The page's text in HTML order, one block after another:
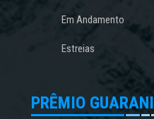
Em Andamento
Estreias
PRÊMIO GUARANI